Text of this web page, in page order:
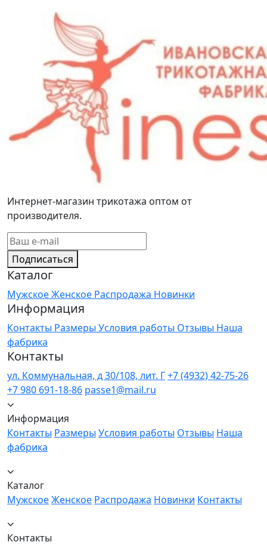
Интернет-магазин трикотажа оптом от
производителя.
Подписаться
Каталог
МужскоеЖенское Распродажа Новинки
Информация
Контакты Размеры Условия работы Отзывы Наша
фабрика
Контакты
ул. Коммунальная, д 30/108, лит. Г+7 (4932) 42-75-26
+7 980 691-18-86 passe1@mail.ru
Информация
Контакты Размеры Условия работы Отзывы Наша
фабрика
Каталог
МужскоеЖенское Распродажа Новинки Контакты
Контакты